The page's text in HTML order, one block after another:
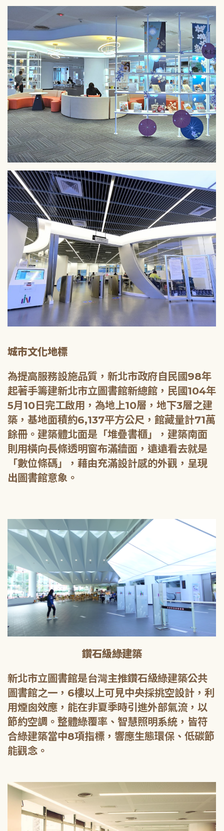
城市文化地標
為提高服務設施品質，新北市政府自民國98年
起著手籌建新北市立圖書館新總館，民國104年
5月10日完工啟用，為地上10層，地下3層之建
築，基地面積約6,137平方公尺，館藏量計71萬
餘冊。建築體北面是「堆疊書櫃」，建築南面
則用橫向長條透明窗布滿牆面，遠遠看去就是
「數位條碼」，藉由充滿設計感的外觀，呈現
出圖書館意象。
鑽石級綠建築
新北市立圖書館是台灣主推鑽石級綠建築公共
圖書館之一，6樓以上可見中央採挑空設計，利
用煙囪效應，能在非夏季時引進外部氣流，以
節約空調。整體綠覆率、智慧照明系統，皆符
合綠建築當中8項指標，響應生態環保、低碳節
能觀念。